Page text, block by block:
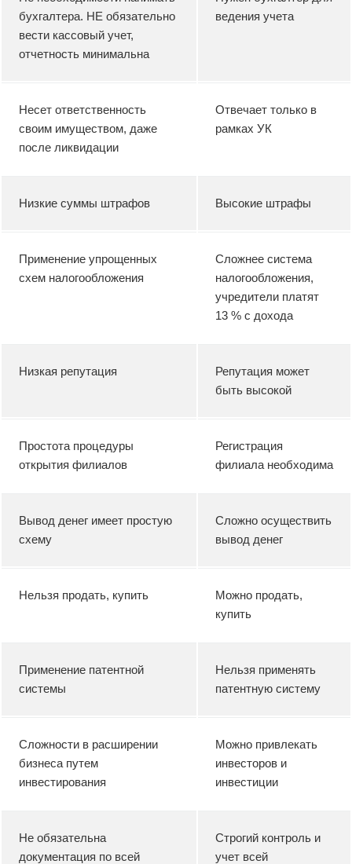
бухгалтера. НЕ обязательно
вести кассовый учет,
отчетность минимальна
ведения учета
Несет ответственность
своим имуществом, даже
после ликвидации
Отвечает только в
рамках УК
Низкие суммы штрафов Высокие штрафы
Применение упрощенных
схем налогообложения
Сложнее система
налогообложения,
учредители платят
13 % с дохода
Низкая репутация
Репутация может
быть высокой
Простота процедуры
открытия филиалов
Регистрация
филиала необходима
Вывод денег имеет простую
схему
Сложно осуществить
вывод денег
Нельзя продать, купить
Можно продать,
купить
Применение патентной
системы
Нельзя применять
патентную систему
Сложности в расширении
бизнеса путем
инвестирования
Можно привлекать
инвесторов и
инвестиции
Не обязательна
документация по всей
Строгий контроль и
учет всей